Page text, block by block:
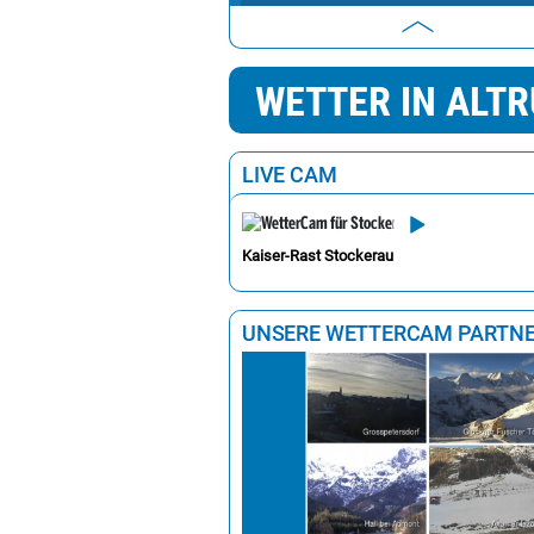
Bruck an der Leitha
Gänserndorf
Klosterneuburg
Mistelbach
Hollabrunn
Krems an der Donau
Scheibbs
Sankt Pölten
Amstetten
WETTER IN
LIVE CAM
Kaiser-Rast Stockerau
UNSERE WETTERCAM